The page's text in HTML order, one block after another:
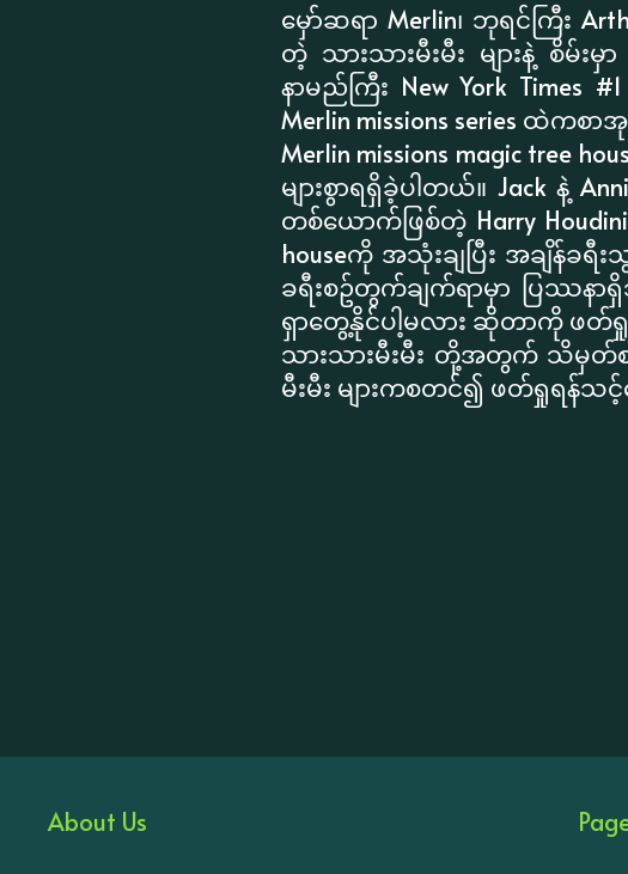
မှော်ဆရာ Merlin၊ ဘုရင်ကြီး
တဲ့ သားသားမီးမီး များနဲ့ စိမ်း
နာမည်ကြီး New York Times
Merlin missions series ထဲကစာ
Merlin missions magic tree
များစွာရရှိခဲ့ပါတယ်။ Jack နဲ့
တစ်ယောက်ဖြစ်တဲ့ Harry
houseကို အသုံးချပြီး အချိန်ခရီ
ခရီးစဥ်တွက်ချက်ရာမှာ ပြဿနာ
ရှာတွေ့နိုင်ပါ့မလား ဆိုတာကို ဖတ်ရှု
သားသားမီးမီး တို့အတွက် သိမှတ်စရ
မီးမီး များကစတင်၍ ဖတ်ရှုရန်သ
About Us